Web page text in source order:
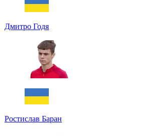
Дмитро Годя
Ростислав Баран